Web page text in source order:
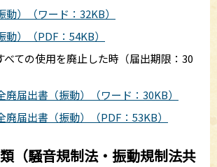
）（ワード：32KB）
）（PDF：54KB）
ての使用を廃止した時（届出期限：30
廃届出書（振動）（ワード：30KB）
届出書（振動）（PDF：53KB）
（騒音規制法・振動規制法共